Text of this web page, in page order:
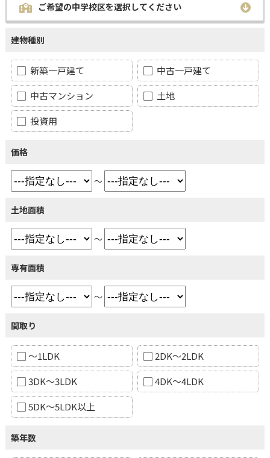
ご希望の中学校区を選択してください
建物種別
新築一戸建て
中古一戸建て
中古マンション
土地
投資用
価格
～
土地面積
～
専有面積
～
間取り
～1LDK
2DK～2LDK
3DK～3LDK
4DK～4LDK
5DK～5LDK以上
築年数